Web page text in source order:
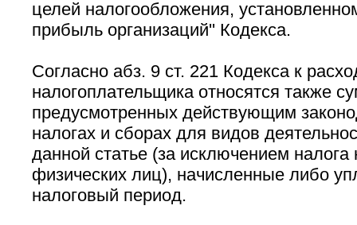
целей налогообложения,
прибыль организаций'' Кодекса.
Согласно абз. 9 ст. 221 Кодекса к
налогоплательщика относятся также
предусмотренных действующим
налогах и сборах для видов
данной статье (за исключением
физических лиц), начисленные либо
налоговый период.